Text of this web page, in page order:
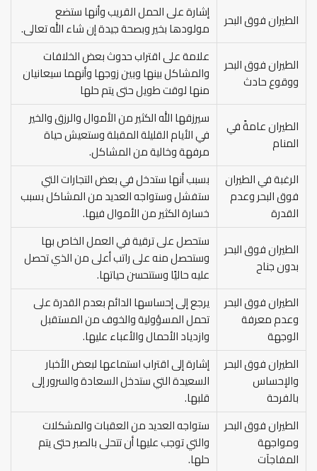
الطيران فوق البحر
إشارة على الحمل القريب وأنها ستضع
مولودها بخير وبصحة جيدة إن شاء الله تعالى.
الطيران فوق البحر
ووقوع حادث
علامة على اقتراب حدوث بعض الخلافات
والمشاكل بينها وبين زوجها وأنهما سيعانيان
منها لوقت طويل حتى يتم حلها
الطيران عامةً في
المنام
سيرزقها الله الكثير من الأموال والرزق والخير
في الأيام القليلة المقبلة وستعيش حياة
مرفهة وخالية من المشاكل.
الرغبة في الطيران
فوق البحر وعدم
القدرة
بسبب أنها ستدخل في بعض التجارات التي
ستفشل وستواجه العديد من المشاكل بسبب
خسارة الكثير من الأموال فيها.
الطيران فوق البحر
بدون جناح
ستحصل على ترقية في العمل الخاص بها
وستحصل منه على راتب أعلى من الذي تحصل
عليه حاليًا وستتحسن حياتها.
الطيران فوق البحر
وعدم معرفة
الوجهة
يرجع إلى إحساسها الدائم بعدم القدرة على
تحمل المسؤولية والخوف من المستقبل
وازدياد الأحمال والأعباء عليها.
الطيران فوق البحر
والإحساس
بالفرحة
إشارة إلى اقتراب استماعها لبعض الأخبار
السعيدة التي ستدخل السعادة والسرور إلى
قلبها.
الطيران فوق البحر
ومواجهة
المفاجآت
ستواجه العديد من العقبات والمشكلات
والتي توجب عليها أن تتحلى بالصبر حتى يتم
حلها.